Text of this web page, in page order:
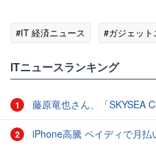
#IT 経済ニュース #ガジェット
ITニュースランキング
1 藤原竜也さん、「SKYSEA Client View」新CMで「AI労務改
2 iPhone高騰 ペイディで月払